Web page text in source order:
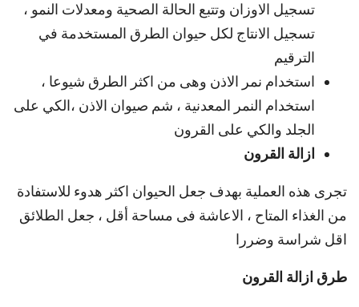
تسجيل الاوزان وتتبع الحالة الصحية ومعدلات النمو ،
تسجيل الانتاج لكل حيوان الطرق المستخدمة في
الترقيم
استخدام نمر الاذن وهى من اكثر الطرق شيوعا ،
استخدام النمر المعدنية ، شم صيوان الاذن ،الكي على
الجلد والكي على القرون
ازالة القرون
تجرى هذه العملية بهدف جعل الحيوان اكثر هدوء للاستفادة
من الغذاء المتاح ، الاعاشة فى مساحة أقل ، جعل الطلائق
اقل شراسة وضررا
طرق ازالة القرون